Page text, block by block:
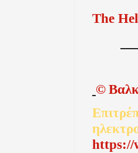
The
©
https://